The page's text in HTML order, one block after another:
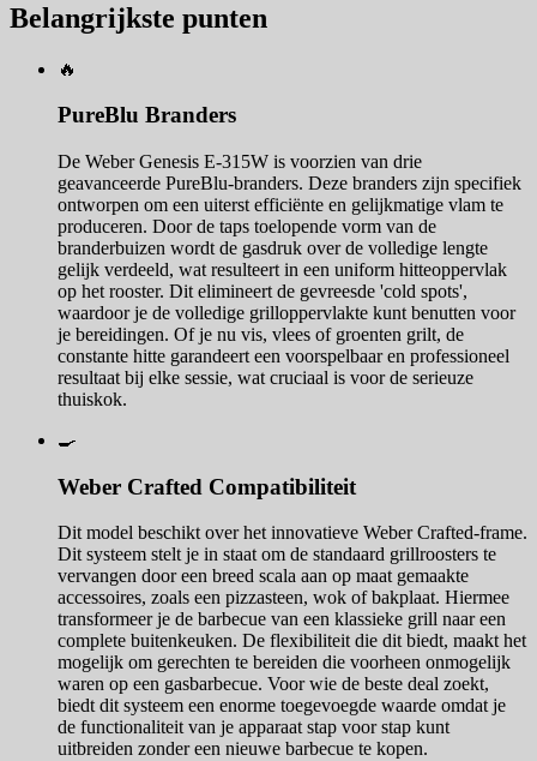
Belangrijkste punten
🔥
PureBlu Branders
De Weber Genesis E-315W is voorzien van drie
geavanceerde PureBlu-branders. Deze branders zijn specifiek
ontworpen om een uiterst efficiënte en gelijkmatige vlam te
produceren. Door de taps toelopende vorm van de
branderbuizen wordt de gasdruk over de volledige lengte
gelijk verdeeld, wat resulteert in een uniform hitteoppervlak
op het rooster. Dit elimineert de gevreesde 'cold spots',
waardoor je de volledige grilloppervlakte kunt benutten voor
je bereidingen. Of je nu vis, vlees of groenten grilt, de
constante hitte garandeert een voorspelbaar en professioneel
resultaat bij elke sessie, wat cruciaal is voor de serieuze
thuiskok.
🍳
Weber Crafted Compatibiliteit
Dit model beschikt over het innovatieve Weber Crafted-frame.
Dit systeem stelt je in staat om de standaard grillroosters te
vervangen door een breed scala aan op maat gemaakte
accessoires, zoals een pizzasteen, wok of bakplaat. Hiermee
transformeer je de barbecue van een klassieke grill naar een
complete buitenkeuken. De flexibiliteit die dit biedt, maakt het
mogelijk om gerechten te bereiden die voorheen onmogelijk
waren op een gasbarbecue. Voor wie de beste deal zoekt,
biedt dit systeem een enorme toegevoegde waarde omdat je
de functionaliteit van je apparaat stap voor stap kunt
uitbreiden zonder een nieuwe barbecue te kopen.